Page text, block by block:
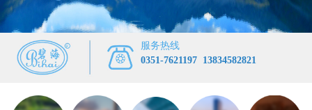
服务热线
0351-7621197 13834582821